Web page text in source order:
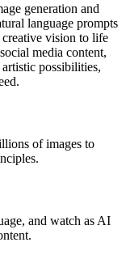
generation and
language prompts
vision to life
media content,
possibilities,
of images to
and watch as AI